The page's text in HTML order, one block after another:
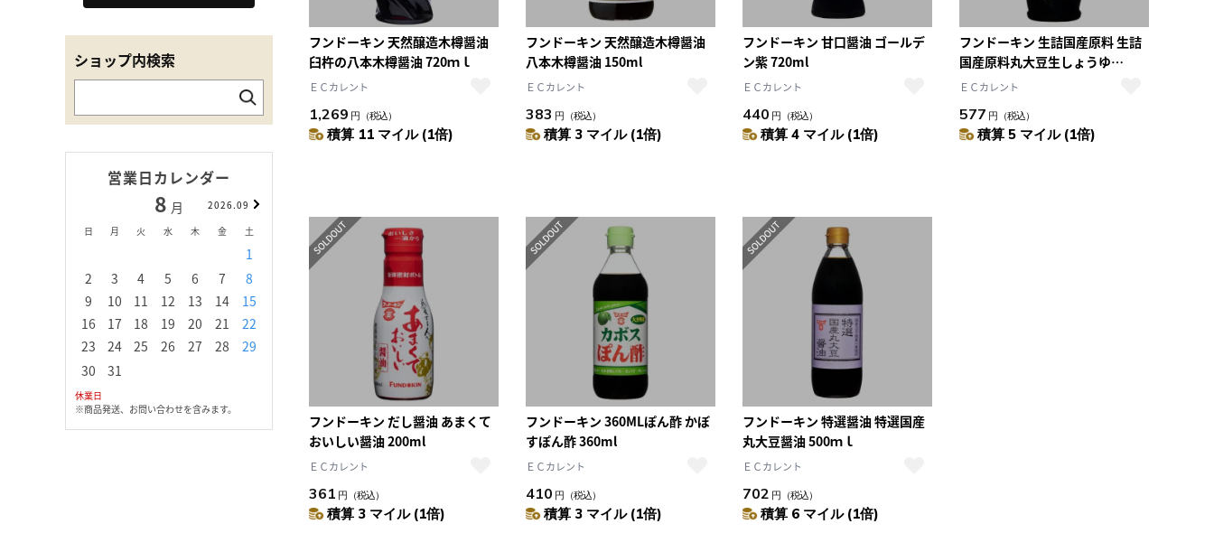
ショップ内検索
営業日カレンダー
8 月
2026.09
日
月 火 水 木 金 土
1
2
3 4 5 6 7
8
9
10 11 12 13 14
15
16
17 18 19 20 21
22
23
24 25 26 27 28
29
30
31
月 火 木
3
10 11
16 17 18
23 24 25
30
火 木 金
1 2
8 9
15 16
22 23
29 30
休業日
※商品発送、お問い合わせを含みます。
フンドーキン 天然醸造木樽醤油
臼杵の八本木樽醤油 720ｍｌ
ＥＣカレント
1,269 円 （税込）
積算 11 マイル (1倍)
フンドーキン 天然醸造木樽醤油
八本木樽醤油 150ml
ＥＣカレント
383 円 （税込）
積算 3 マイル (1倍)
フンドーキン 甘口醤油 ゴールデ
ン紫 720ml
ＥＣカレント
440 円 （税込）
積算 4 マイル (1倍)
フンドーキン 生詰国産原料 生詰
国産原料丸大豆生しょうゆ
720ml
ＥＣカレント
577 円 （税込）
積算 5 マイル (1倍)
フンドーキン だし醤油 あまくて
おいしい醤油 200ml
ＥＣカレント
361 円 （税込）
積算 3 マイル (1倍)
フンドーキン 360MLぽん酢 かぼ
すぽん酢 360ml
ＥＣカレント
410 円 （税込）
積算 3 マイル (1倍)
フンドーキン 特選醤油 特選国産
丸大豆醤油 500ｍｌ
ＥＣカレント
702 円 （税込）
積算 6 マイル (1倍)